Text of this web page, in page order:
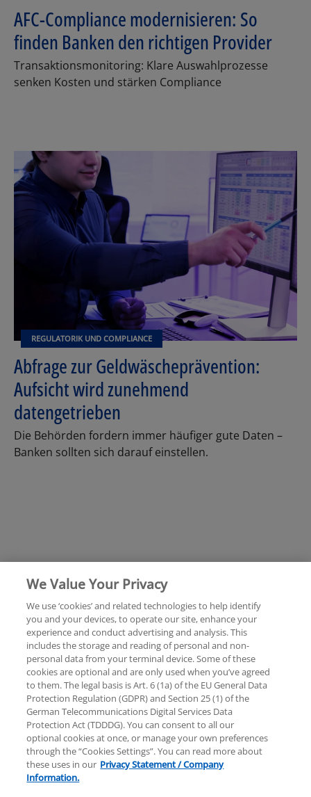
AFC-Compliance modernisieren: So
finden Banken den richtigen Provider
Transaktionsmonitoring: Klare Auswahlprozesse
senken Kosten und stärken Compliance
REGULATORIK UND COMPLIANCE
Abfrage zur Geldwäscheprävention:
Aufsicht wird zunehmend
datengetrieben
Die Behörden fordern immer häufiger gute Daten –
Banken sollten sich darauf einstellen.
Rechtliche Hinweise Datenschutzerklärung
Sitemap Hilfe Unternehmensangaben
© 2025 KPMG AG Wirtschaftsprüfungsgesellschaft,
eine Aktiengesellschaft nach deutschem Recht und
We Value Your Privacy
We use ‘cookies’ and related technologies to help identify
you and your devices, to operate our site, enhance your
experience and conduct advertising and analysis. This
includes the storage and reading of personal and non-
personal data from your terminal device. Some of these
cookies are optional and are only used when you’ve agreed
to them. The legal basis is Art. 6 (1a) of the EU General Data
Protection Regulation (GDPR) and Section 25 (1) of the
German Telecommunications Digital Services Data
Protection Act (TDDDG). You can consent to all our
optional cookies at once, or manage your own preferences
through the “Cookies Settings”. You can read more about
these uses in our Privacy Statement / Company
Information.